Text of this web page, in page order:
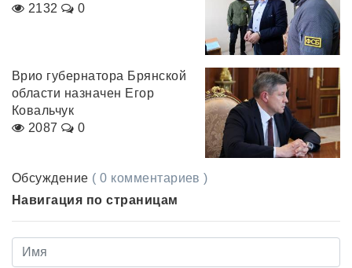
2132
0
Врио губернатора Брянской
области назначен Егор
Ковальчук
2087
0
Обсуждение ( 0 комментариев )
Навигация по страницам